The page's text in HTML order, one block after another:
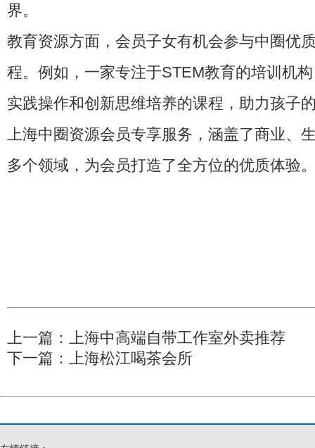
界。
教育资源方面，会员子女有机会参与中圈优
程。例如，一家专注于STEM教育的培训机
实践操作和创新思维培养的课程，助力孩子
上海中圈资源会员专享服务，涵盖了商业、
多个领域，为会员打造了全方位的优质体验
上一篇： 上海中高端自带工作室外卖推荐
下一篇： 上海松江喝茶会所